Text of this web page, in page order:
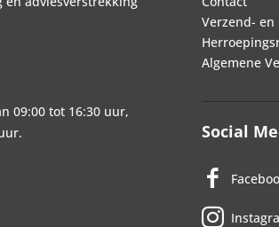
09:00 tot 16:30 uur,
Verzend-
Algemene
Social